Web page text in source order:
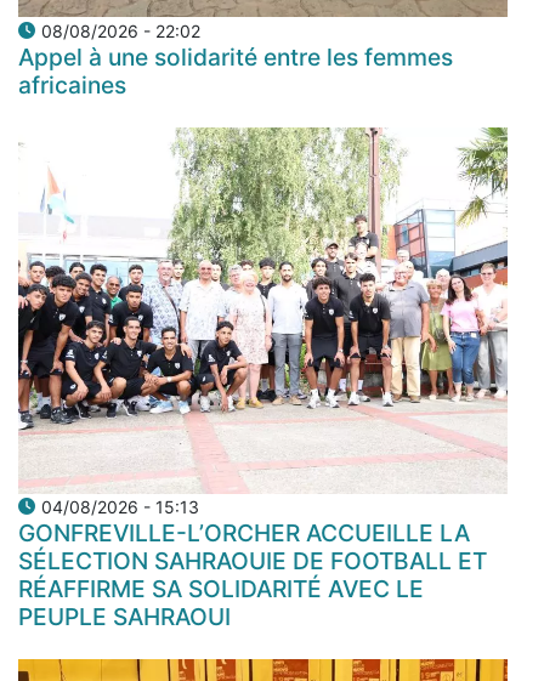
08/08/2026 - 22:02
Appel à une solidarité entre les femmes
africaines
04/08/2026 - 15:13
GONFREVILLE-L’ORCHER ACCUEILLE LA
SÉLECTION SAHRAOUIE DE FOOTBALL ET
RÉAFFIRME SA SOLIDARITÉ AVEC LE
PEUPLE SAHRAOUI